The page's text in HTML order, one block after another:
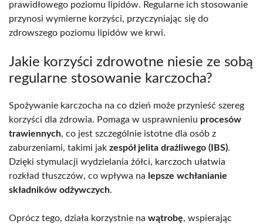
prawidłowego poziomu lipidów. Regularne ich stosowanie
przynosi wymierne korzyści, przyczyniając się do
zdrowszego poziomu lipidów we krwi.
Jakie korzyści zdrowotne niesie ze sobą
regularne stosowanie karczocha?
Spożywanie karczocha na co dzień może przynieść szereg
korzyści dla zdrowia. Pomaga w usprawnieniu procesów
trawiennych, co jest szczególnie istotne dla osób z
zaburzeniami, takimi jak zespół jelita drażliwego (IBS).
Dzięki stymulacji wydzielania żółci, karczoch ułatwia
rozkład tłuszczów, co wpływa na lepsze wchłanianie
składników odżywczych.
Oprócz tego, działa korzystnie na wątrobę, wspierając